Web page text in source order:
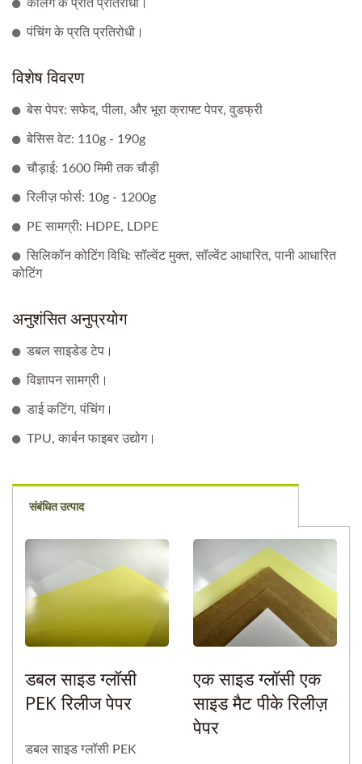
कर्लिंग के प्रति प्रतिरोधी।
पंचिंग के प्रति प्रतिरोधी।
विशेष विवरण
बेस पेपर: सफेद, पीला, और भूरा क्राफ्ट पेपर, वुडफ्री
बेसिस वेट: 110g - 190g
चौड़ाई: 1600 मिमी तक चौड़ी
रिलीज़ फोर्स: 10g - 1200g
PE सामग्री: HDPE, LDPE
सिलिकॉन कोटिंग विधि: सॉल्वेंट मुक्त, सॉल्वेंट आधारित, पानी आधारित
कोटिंग
अनुशंसित अनुप्रयोग
डबल साइडेड टेप।
विज्ञापन सामग्री।
डाई कटिंग, पंचिंग।
TPU, कार्बन फाइबर उद्योग।
संबंधित उत्पाद
डबल साइड ग्लॉसी
PEK रिलीज पेपर
डबल साइड ग्लॉसी PEK
एक साइड ग्लॉसी एक
साइड मैट पीके रिलीज़
पेपर